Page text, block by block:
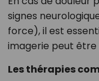
signes
force), il est
imagerie peut être
Les thérapies